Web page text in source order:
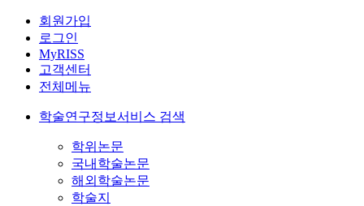
회원가입
로그인
MyRISS
고객센터
전체메뉴
학술연구정보서비스 검색
학위논문
국내학술논문
해외학술논문
학술지